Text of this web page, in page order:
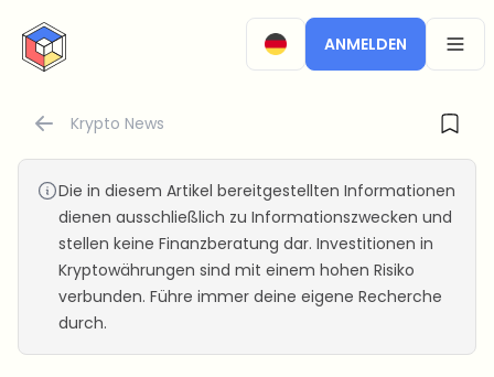
CryptoTicker
ANMELDEN
Krypto News
Die in diesem Artikel bereitgestellten Informationen
dienen ausschließlich zu Informationszwecken und
stellen keine Finanzberatung dar. Investitionen in
Kryptowährungen sind mit einem hohen Risiko
verbunden. Führe immer deine eigene Recherche
durch.